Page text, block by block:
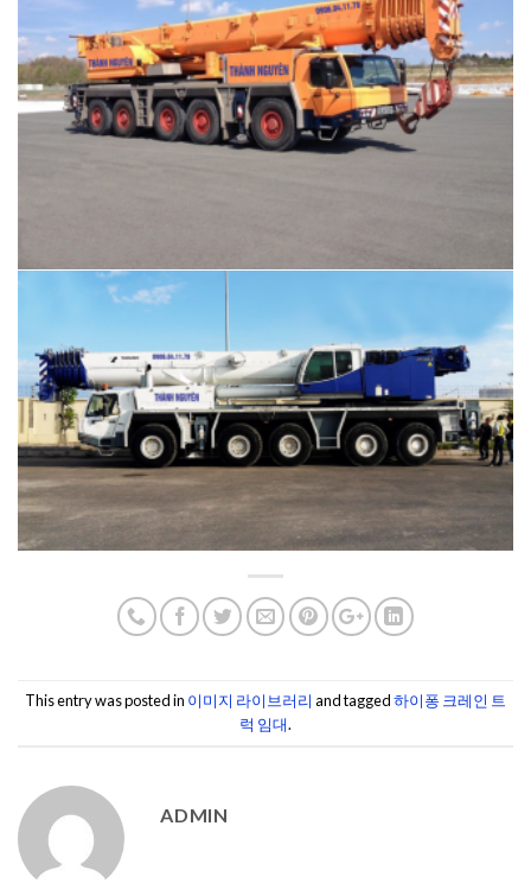
This entry was posted in 이미지 라이브러리 and tagged하이퐁 크레인 트
럭 임대.
ADMIN